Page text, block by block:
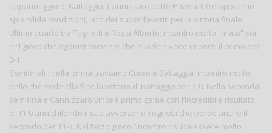
appannaggio di Battaggia. Cannizzaro batte Pavesi 3-0 e appare in
splendide condizioni, uno dei super favoriti per la vittoria finale.
Ultimo quarto tra Tognetti e Rossi Alberto; incontro molto “tirato” sia
nel gioco che agonisticamente che alla fine vede imporsi il primo per
3-1.
Semifinali : nella prima troviamo Corso e Battaggia; incontro molto
bello che vede alla fine la vittoria di Battaggia per 3-0. Nella seconda
semifinale Cannizzaro vince il primo game con l’incredibile risultato
di 11-0 annichilendo il suo avversario Tognetti che perde anche il
secondo per 11-3. Nel terzo gioco l’incontro risulta essere molto